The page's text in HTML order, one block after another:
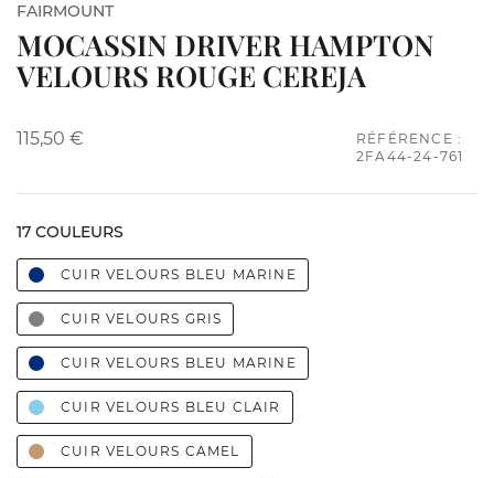
FAIRMOUNT
MOCASSIN DRIVER HAMPTON
VELOURS ROUGE CEREJA
115,50 €
RÉFÉRENCE :
2FA44-24-761
17 COULEURS
CUIR VELOURS BLEU MARINE
CUIR VELOURS GRIS
CUIR VELOURS BLEU MARINE
CUIR VELOURS BLEU CLAIR
CUIR VELOURS CAMEL